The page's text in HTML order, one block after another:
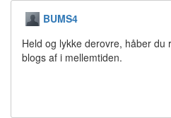
BUMS4
Held og lykke derovre, håber
blogs af i mellemtiden.